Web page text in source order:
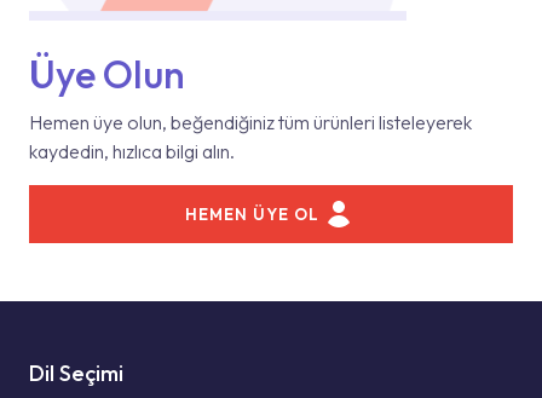
Üye Olun
Hemen üye olun, beğendiğiniz tüm ürünleri listeleyerek
kaydedin, hızlıca bilgi alın.
HEMEN ÜYE OL
Dil Seçimi